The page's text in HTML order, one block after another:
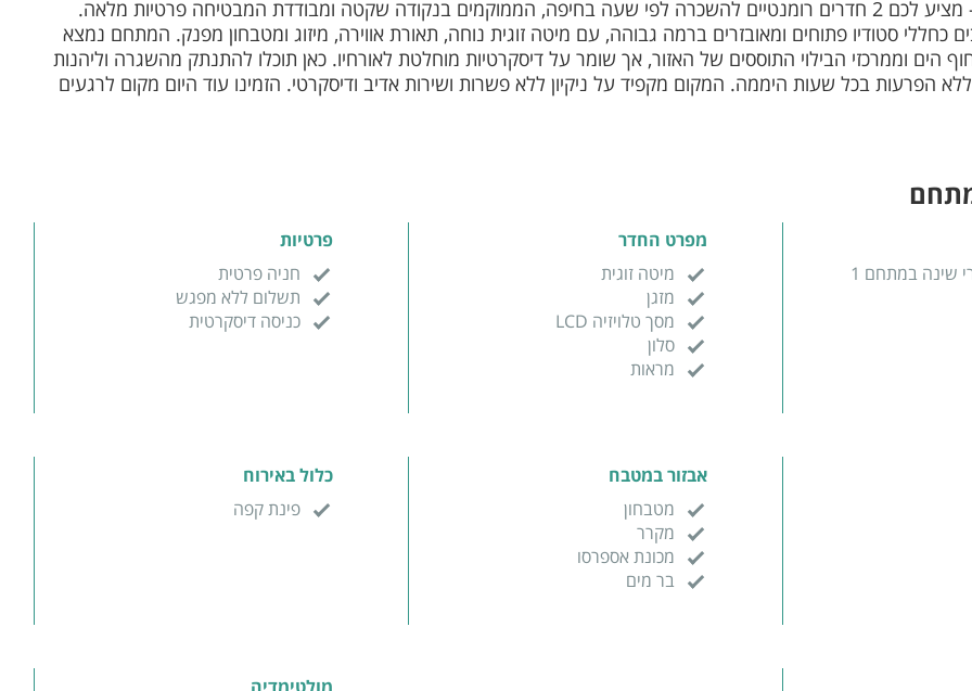
מגבות רחצה
חדר רחצה פרטי
ג'נטלמן חיפה - מציע לכם 2 חדרים רומנטיים להשכרה לפי שעה בחיפה, הממוקמים בנקודה שקטה ומבודדת המבטיחה פרטיות מלאה.
כחללי סטודיו פתוחים ומאובזרים ברמה גבוהה, עם מיטה זוגית נוחה, תאורת אווירה, מיזוג ומטבחון מפנק. המתחם נמצא
הים וממרכזי הבילוי התוססים של האזור, אך שומר על דיסקרטיות מוחלטת לאורחיו. כאן תוכלו להתנתק מהשגרה וליהנות
ללא הפרעות בכל שעות היממה. המקום מקפיד על ניקיון ללא פשרות ושירות אדיב ודיסקרטי. הזמינו עוד היום מקום לרגעים
שינה במתחם 1
מפרט החדר
מיטה זוגית
מזגן
מסך טלויזיה LCD
סלון
מראות
פרטיות
חניה פרטית
תשלום ללא מפגש
כניסה דיסקרטית
אבזור במטבח
מטבחון
מקרר
מכונת אספרסו
בר מים
כלול באירוח
פינת קפה